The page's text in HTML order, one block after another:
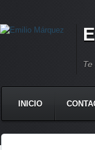
INICIO